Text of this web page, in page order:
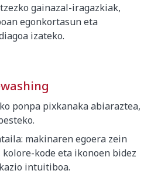
gainazal-iragazkiak,
egonkortasun eta
izateko.
ponpa pixkanaka abiaraztea,
makinaren egoera zein
kode eta ikonoen bidez
intuitiboa.